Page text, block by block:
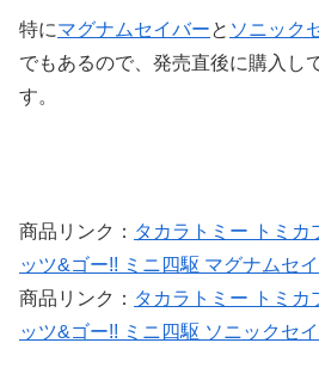
特にマグナムセイバーと ソニック
でもあるので、発売直後に購入し
す。
商品リンク： タカラトミー トミカ
ッツ&ゴー!! ミニ四駆 マグナムセ
商品リンク： タカラトミー トミカ
ッツ&ゴー!! ミニ四駆 ソニックセ